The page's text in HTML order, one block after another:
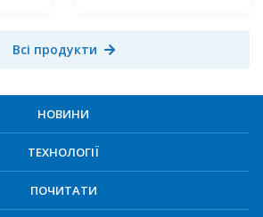
Всі продукти
НОВИНИ
ТЕХНОЛОГІЇ
ПОЧИТАТИ